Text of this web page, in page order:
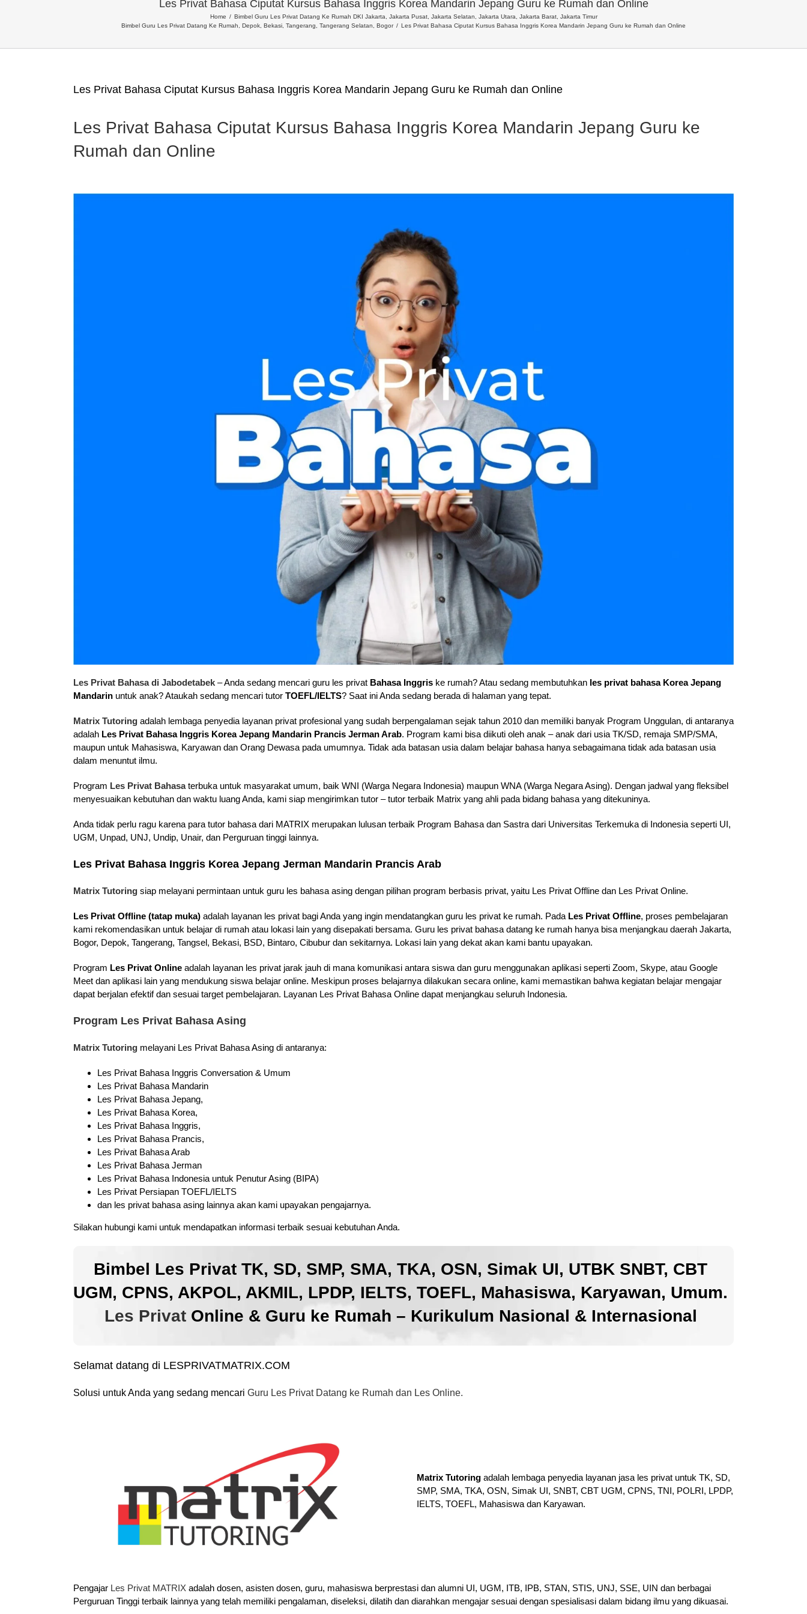
Les Privat Bahasa Ciputat Kursus Bahasa Inggris Korea Mandarin Jepang Guru ke Rumah dan Online
Home
Bimbel Guru Les Privat Datang Ke Rumah DKI Jakarta, Jakarta Pusat, Jakarta Selatan, Jakarta Utara, Jakarta Barat, Jakarta Timur
Bimbel Guru Les Privat Datang Ke Rumah, Depok, Bekasi, Tangerang, Tangerang Selatan, Bogor
Les Privat Bahasa Ciputat Kursus Bahasa Inggris Korea Mandarin Jepang Guru ke Rumah dan Online
Les Privat Bahasa Ciputat Kursus Bahasa Inggris Korea Mandarin Jepang Guru ke Rumah dan Online
Les Privat Bahasa Ciputat Kursus Bahasa Inggris Korea Mandarin Jepang Guru ke
Rumah dan Online
Les Privat Bahasa di Jabodetabek – Anda sedang mencari guru les privat Bahasa Inggris ke rumah? Atau sedang membutuhkan les privat bahasa Korea Jepang
Mandarin untuk anak? Ataukah sedang mencari tutor TOEFL/IELTS? Saat ini Anda sedang berada di halaman yang tepat.
Matrix Tutoring adalah lembaga penyedia layanan privat profesional yang sudah berpengalaman sejak tahun 2010 dan memiliki banyak Program Unggulan, di antaranya
adalah Les Privat Bahasa Inggris Korea Jepang Mandarin Prancis Jerman Arab. Program kami bisa diikuti oleh anak – anak dari usia TK/SD, remaja SMP/SMA,
maupun untuk Mahasiswa, Karyawan dan Orang Dewasa pada umumnya. Tidak ada batasan usia dalam belajar bahasa hanya sebagaimana tidak ada batasan usia
dalam menuntut ilmu.
Program Les Privat Bahasaterbuka untuk masyarakat umum, baik WNI (Warga Negara Indonesia) maupun WNA (Warga Negara Asing). Dengan jadwal yang fleksibel
menyesuaikan kebutuhan dan waktu luang Anda, kami siap mengirimkan tutor – tutor terbaik Matrix yang ahli pada bidang bahasa yang ditekuninya.
Anda tidak perlu ragu karena para tutor bahasa dari MATRIX merupakan lulusan terbaik Program Bahasa dan Sastra dari Universitas Terkemuka di Indonesia seperti UI,
UGM, Unpad, UNJ, Undip, Unair, dan Perguruan tinggi lainnya.
Les Privat Bahasa Inggris Korea Jepang Jerman Mandarin Prancis Arab
Matrix Tutoring siap melayani permintaan untuk guru les bahasa asing dengan pilihan program berbasis privat, yaitu Les Privat Offline dan Les Privat Online.
Les Privat Offline (tatap muka) adalah layanan les privat bagi Anda yang ingin mendatangkan guru les privat ke rumah. Pada Les Privat Offline, proses pembelajaran
kami rekomendasikan untuk belajar di rumah atau lokasi lain yang disepakati bersama. Guru les privat bahasa datang ke rumah hanya bisa menjangkau daerah Jakarta,
Bogor, Depok, Tangerang, Tangsel, Bekasi, BSD, Bintaro, Cibubur dan sekitarnya. Lokasi lain yang dekat akan kami bantu upayakan.
Program Les Privat Online adalah layanan les privat jarak jauh di mana komunikasi antara siswa dan guru menggunakan aplikasi seperti Zoom, Skype, atau Google
Meet dan aplikasi lain yang mendukung siswa belajar online. Meskipun proses belajarnya dilakukan secara online, kami memastikan bahwa kegiatan belajar mengajar
dapat berjalan efektif dan sesuai target pembelajaran. Layanan Les Privat Bahasa Online dapat menjangkau seluruh Indonesia.
Program Les Privat Bahasa Asing
Matrix Tutoring melayani Les Privat Bahasa Asing di antaranya:
Les Privat Bahasa Inggris Conversation & Umum
Les Privat Bahasa Mandarin
Les Privat Bahasa Jepang,
Les Privat Bahasa Korea,
Les Privat Bahasa Inggris,
Les Privat Bahasa Prancis,
Les Privat Bahasa Arab
Les Privat Bahasa Jerman
Les Privat Bahasa Indonesia untuk Penutur Asing (BIPA)
Les Privat Persiapan TOEFL/IELTS
dan les privat bahasa asing lainnya akan kami upayakan pengajarnya.
Silakan hubungi kami untuk mendapatkan informasi terbaik sesuai kebutuhan Anda.
Bimbel Les Privat TK, SD, SMP, SMA, TKA, OSN, Simak UI, UTBK SNBT, CBT
UGM, CPNS, AKPOL, AKMIL, LPDP, IELTS, TOEFL, Mahasiswa, Karyawan, Umum.
Les PrivatOnline & Guru ke Rumah – Kurikulum Nasional & Internasional
Selamat datang di LESPRIVATMATRIX.COM
Solusi untuk Anda yang sedang mencari Guru Les Privat Datang ke Rumah dan Les Online.
Matrix Tutoring adalah lembaga penyedia layanan jasa les privat untuk TK, SD,
SMP, SMA, TKA, OSN, Simak UI, SNBT, CBT UGM, CPNS, TNI, POLRI, LPDP,
IELTS, TOEFL, Mahasiswa dan Karyawan.
Pengajar Les Privat MATRIX adalah dosen, asisten dosen, guru, mahasiswa berprestasi dan alumni UI, UGM, ITB, IPB, STAN, STIS, UNJ, SSE, UIN dan berbagai
Perguruan Tinggi terbaik lainnya yang telah memiliki pengalaman, diseleksi, dilatih dan diarahkan mengajar sesuai dengan spesialisasi dalam bidang ilmu yang dikuasai.